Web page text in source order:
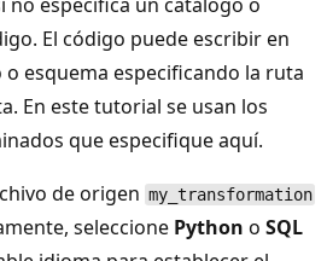
El código puede escribir en
esquema especificando la ruta
En este tutorial se usan los
que especifique aquí.
de origen my_transformation
seleccione Python o SQL